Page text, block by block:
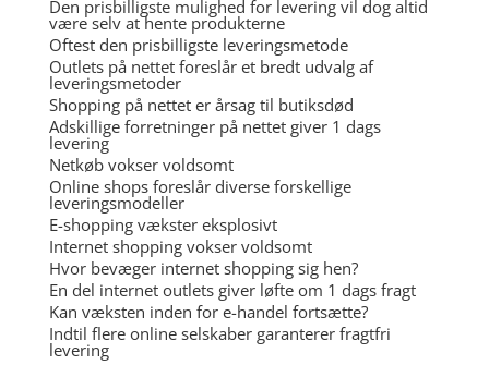
Den prisbilligste mulighed for levering vil dog altid
være selv at hente produkterne
Oftest den prisbilligste leveringsmetode
Outlets på nettet foreslår et bredt udvalg af
leveringsmetoder
Shopping på nettet er årsag til butiksdød
Adskillige forretninger på nettet giver 1 dags
levering
Netkøb vokser voldsomt
Online shops foreslår diverse forskellige
leveringsmodeller
E-shopping vækster eksplosivt
Internet shopping vokser voldsomt
Hvor bevæger internet shopping sig hen?
En del internet outlets giver løfte om 1 dags fragt
Kan væksten inden for e-handel fortsætte?
Indtil flere online selskaber garanterer fragtfri
levering